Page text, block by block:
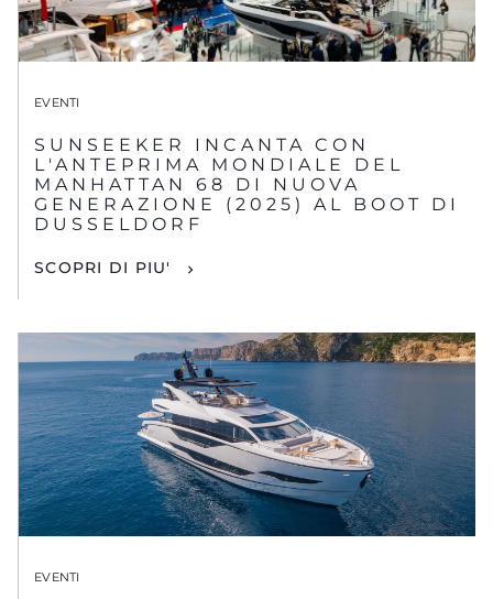
EVENTI
SUNSEEKER INCANTA CON
L'ANTEPRIMA MONDIALE DEL
MANHATTAN 68 DI NUOVA
GENERAZIONE (2025) AL BOOT DI
DUSSELDORF
SCOPRI DI PIU'
EVENTI